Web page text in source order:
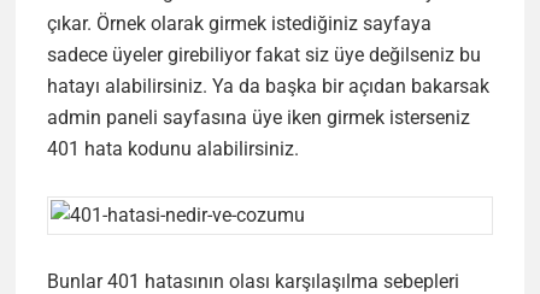
çıkar. Örnek olarak girmek istediğiniz sayfaya
sadece üyeler girebiliyor fakat siz üye değilseniz bu
hatayı alabilirsiniz. Ya da başka bir açıdan bakarsak
admin paneli sayfasına üye iken girmek isterseniz
401 hata kodunu alabilirsiniz.
Bunlar 401 hatasının olası karşılaşılma sebepleri